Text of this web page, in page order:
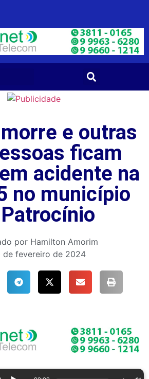
e outras
ficam
acidente na
no município
por Hamilton Amorim
de fevereiro de 2024